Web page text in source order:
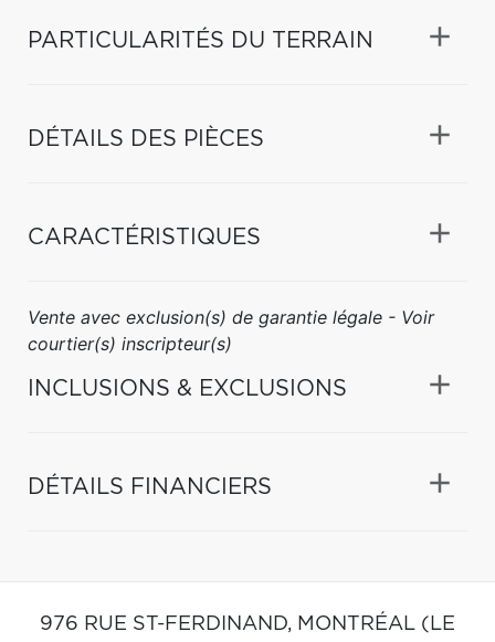
PARTICULARITÉS DU TERRAIN
DÉTAILS DES PIÈCES
CARACTÉRISTIQUES
Vente avec exclusion(s) de garantie légale - Voir
courtier(s) inscripteur(s)
INCLUSIONS & EXCLUSIONS
DÉTAILS FINANCIERS
976 RUE ST-FERDINAND, MONTRÉAL (LE